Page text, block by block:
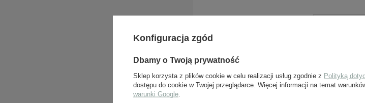
Konfiguracja zgód
Dbamy o Twoją prywatność
Sklep korzysta z plików cookie w celu realizacji usług zgodnie z Polityką
dostępu do cookie w Twojej przeglądarce. Więcej informacji na temat
warunki Google